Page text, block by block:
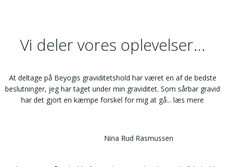
Vi deler vores oplevelser…
At deltage på Beyogis graviditetshold har været en af de bedste
beslutninger, jeg har taget under min graviditet. Som sårbar gravid
har det gjort en kæmpe forskel for mig at gå... læs mere
Nina Rud Rasmussen